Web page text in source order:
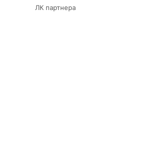
ЛК партнера